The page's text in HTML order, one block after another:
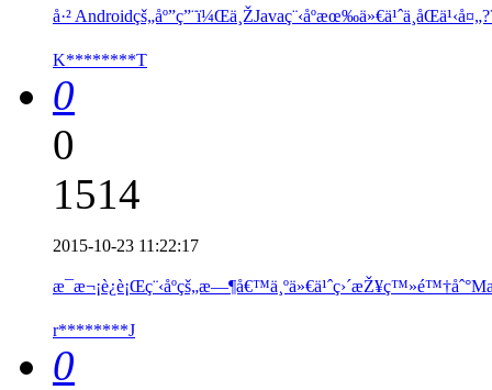
å·²
K********T
0
0
1514
2015-10-23 11:22:17
r********J
0